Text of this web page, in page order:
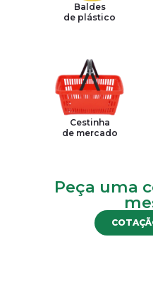
Baldes
de plástico
Cestinha
de mercado
Peça uma